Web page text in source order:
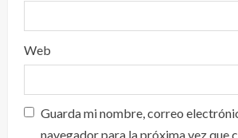
Web
Guarda mi nombre, correo
navegador para la próxima vez que